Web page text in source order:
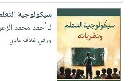
Android
تحميل
iKitab
على
Apple
Apple
الشخصية
العناية
وتصفيف
الشعر
العناية
جديد
الكل
أواني
الطهي
أدوات
متجر
الهدايا
سيكولوجية
لـ أحمد محمد
ورقي غلاف عادي